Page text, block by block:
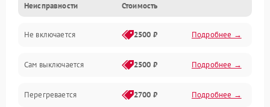
Неисправности Стоимость
Не включается 2500 ₽ Подробнее →
Сам выключается 2500 ₽ Подробнее →
Перегревается 2700 ₽ Подробнее →